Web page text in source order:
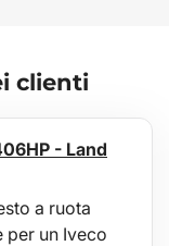
la manutenzione
all'esterno del
clienti
- Land
a ruota
per un Iveco